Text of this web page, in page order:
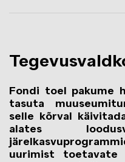
Fondi toel pakume
tasuta
selle kõrval
alates
uurimist toetavate